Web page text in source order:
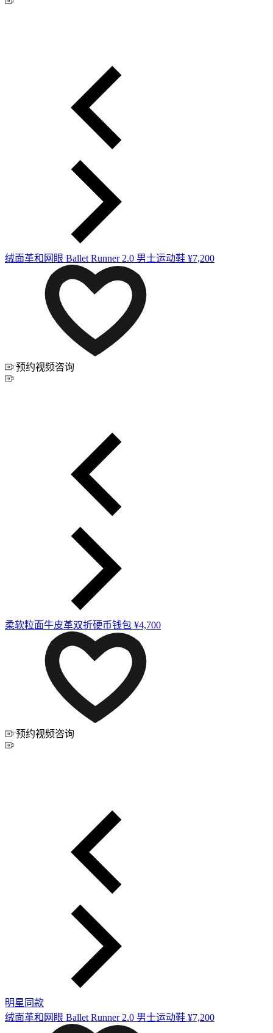
绒面革和网眼 Ballet Runner 2.0 男士运动鞋 ¥7,200
预约视频咨询
柔软粒面牛皮革双折硬币钱包 ¥4,700
预约视频咨询
明星同款
绒面革和网眼 Ballet Runner 2.0 男士运动鞋 ¥7,200